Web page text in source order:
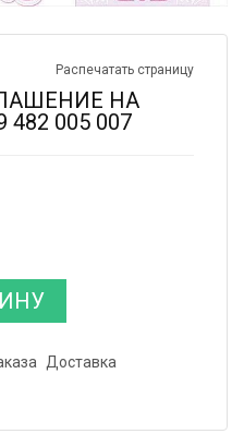
Распечатать страницу
НА
005 007
Доставка